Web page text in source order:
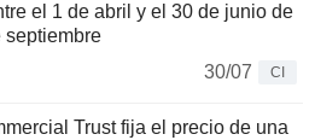
el 1 de abril y el 30 de junio de
septiembre
30/07
CI
Trust fija el precio de una